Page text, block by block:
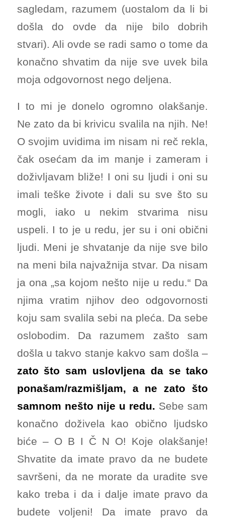
sagledam, razumem (uostalom da li bi
došla do ovde da nije bilo dobrih
stvari). Ali ovde se radi samo o tome da
konačno shvatim da nije sve uvek bila
moja odgovornost nego deljena.
I to mi je donelo ogromno olakšanje.
Ne zato da bi krivicu svalila na njih. Ne!
O svojim uvidima im nisam ni reč rekla,
čak osećam da im manje i zameram i
doživljavam bliže! I oni su ljudi i oni su
imali teške živote i dali su sve što su
mogli, iako u nekim stvarima nisu
uspeli. I to je u redu, jer su i oni obični
ljudi. Meni je shvatanje da nije sve bilo
na meni bila najvažnija stvar. Da nisam
ja ona „sa kojom nešto nije u redu.“ Da
njima vratim njihov deo odgovornosti
koju sam svalila sebi na pleća. Da sebe
oslobodim. Da razumem zašto sam
došla u takvo stanje kakvo sam došla –
zato što sam uslovljena da se tako
ponašam/razmišljam, a ne zato što
samnom nešto nije u redu. Sebe sam
konačno doživela kao obično ljudsko
biće – O B I Č N O! Koje olakšanje!
Shvatite da imate pravo da ne budete
savršeni, da ne morate da uradite sve
kako treba i da i dalje imate pravo da
budete voljeni! Da imate pravo da